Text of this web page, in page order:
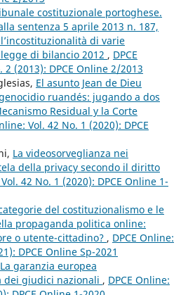
costituzionale portoghese.
sentenza 5 aprile 2013 n. 187,
di varie
di bilancio 2012 , DPCE
2 (2013): DPCE Online 2/2013
El asunto Jean de Dieu
ruandés: jugando a dos
Residual y la Corte
Vol. 42 No. 1 (2020): DPCE
La videosorveglianza nei
della privacy secondo il diritto
42 No. 1 (2020): DPCE Online 1-
del costituzionalismo e le
propaganda politica online:
o utente-cittadino? , DPCE Online:
DPCE Online Sp-2021
La garanzia europea
dei giudici nazionali , DPCE Online: